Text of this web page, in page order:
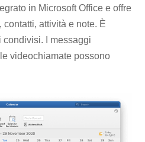
in Microsoft Office e offre
attività e note. È
I messaggi
videochiamate possono